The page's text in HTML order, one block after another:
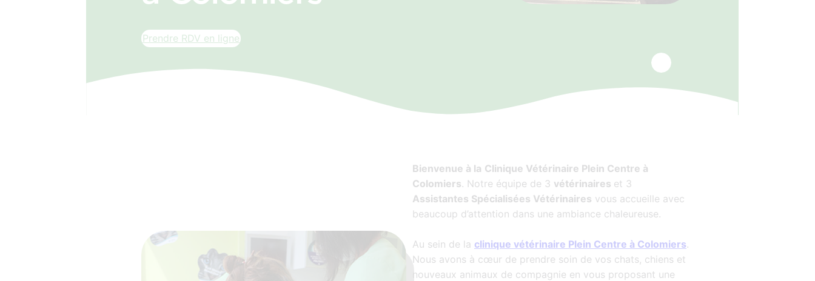
Prendre RDV en ligne
Bienvenue à la Clinique Vétérinaire Plein Centre à
Colomiers. Notre équipe de 3 vétérinaires et 3
Assistantes Spécialisées Vétérinaires vous accueille avec
beaucoup d’attention dans une ambiance chaleureuse.
Au sein de la clinique vétérinaire Plein Centre à Colomiers.
Nous avons à cœur de prendre soin de vos chats, chiens et
nouveaux animaux de compagnie en vous proposant une